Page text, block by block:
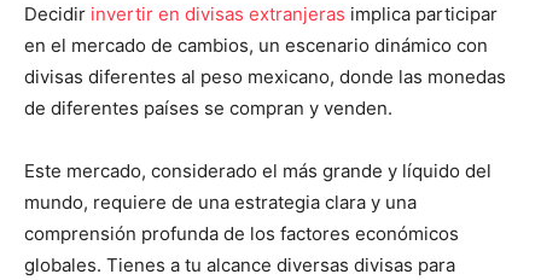
Decidir invertir en divisas extranjeras implica participar
en el mercado de cambios, un escenario dinámico con
divisas diferentes al peso mexicano, donde las monedas
de diferentes países se compran y venden.
Este mercado, considerado el más grande y líquido del
mundo, requiere de una estrategia clara y una
comprensión profunda de los factores económicos
globales. Tienes a tu alcance diversas divisas para